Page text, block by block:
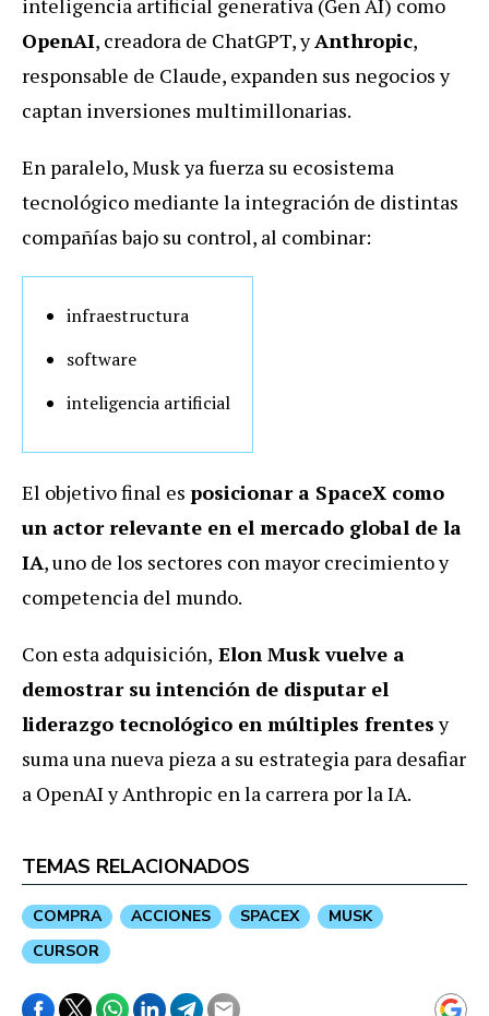
inteligencia artificial generativa (Gen AI) como
OpenAI, creadora de ChatGPT, yAnthropic,
responsable de Claude, expanden sus negocios y
captan inversiones multimillonarias.
En paralelo, Musk ya fuerza su ecosistema
tecnológico mediante la integración de distintas
compañías bajo su control, al combinar:
infraestructura
software
inteligencia artificial
El objetivo final es posicionar a SpaceX como
un actor relevante en el mercado global de la
IA, uno de los sectores con mayor crecimiento y
competencia del mundo.
Con esta adquisición, Elon Musk vuelve a
demostrar su intención de disputar el
liderazgo tecnológico en múltiples frentesy
suma una nueva pieza a su estrategia para desafiar
a OpenAI y Anthropic en la carrera por la IA.
TEMAS RELACIONADOS
COMPRA ACCIONES SPACEX
MUSK
CURSOR